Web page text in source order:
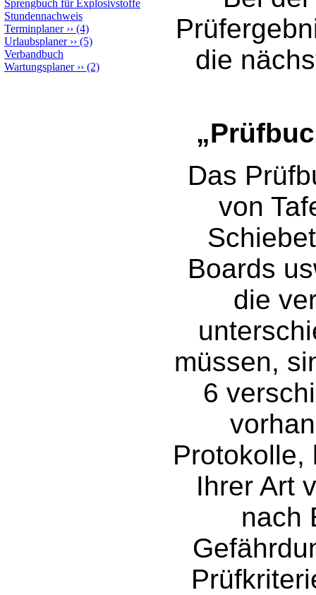
Sprengbuch für Explosivstoffe
Stundennachweis
Terminplaner›› (4)
Urlaubsplaner›› (5)
Verbandbuch
Wartungsplaner›› (2)
die
Das
von
Boards
die
müssen,
6
Protokolle,
Ihrer Art
nach